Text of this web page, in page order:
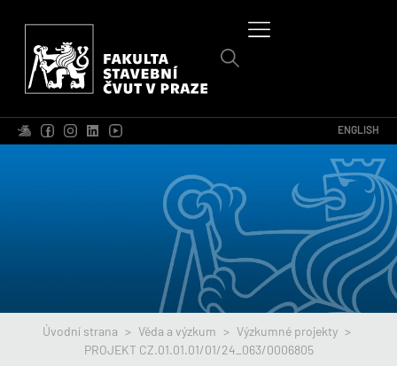
ENGLISH
Úvodní strana > Věda a výzkum > Výzkumné projekty >
PROJEKT CZ.01.01.01/01/24_063/0006805